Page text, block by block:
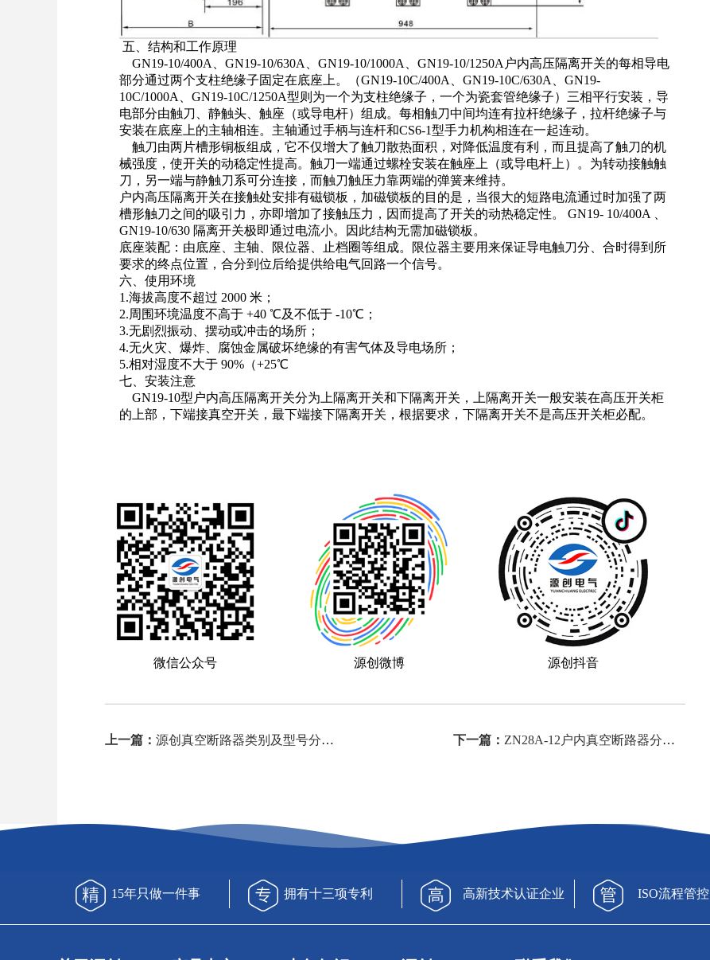
五、结构和工作原理
GN19-10/400A、GN19-10/630A、GN19-10/1000A、GN19-10/1250A户内高压隔离开关的每相导电
部分通过两个支柱绝缘子固定在底座上。（GN19-10C/400A、GN19-10C/630A、GN19-
10C/1000A、GN19-10C/1250A型则为一个为支柱绝缘子，一个为瓷套管绝缘子）三相平行安装，导
电部分由触刀、静触头、触座（或导电杆）组成。每相触刀中间均连有拉杆绝缘子，拉杆绝缘子与
安装在底座上的主轴相连。主轴通过手柄与连杆和CS6-1型手力机构相连在一起连动。
触刀由两片槽形铜板组成，它不仅增大了触刀散热面积，对降低温度有利，而且提高了触刀的机
械强度，使开关的动稳定性提高。触刀一端通过螺栓安装在触座上（或导电杆上）。为转动接触触
刀，另一端与静触刀系可分连接，而触刀触压力靠两端的弹簧来维持。
户内高压隔离开关在接触处安排有磁锁板，加磁锁板的目的是，当很大的短路电流通过时加强了两
槽形触刀之间的吸引力，亦即增加了接触压力，因而提高了开关的动热稳定性。 GN19- 10/400A 、
GN19-10/630 隔离开关极即通过电流小。因此结构无需加磁锁板。
底座装配：由底座、主轴、限位器、止档圈等组成。限位器主要用来保证导电触刀分、合时得到所
要求的终点位置，合分到位后给提供给电气回路一个信号。
六、使用环境
1.海拔高度不超过 2000 米；
2.周围环境温度不高于 +40 ℃及不低于 -10℃；
3.无剧烈振动、摆动或冲击的场所；
4.无火灾、爆炸、腐蚀金属破坏绝缘的有害气体及导电场所；
5.相对湿度不大于 90%（+25℃
七、安装注意
GN19-10型户内高压隔离开关分为上隔离开关和下隔离开关，上隔离开关一般安装在高压开关柜
的上部，下端接真空开关，最下端接下隔离开关，根据要求，下隔离开关不是高压开关柜必配。
微信公众号 源创微博 源创抖音
上一篇： 源创真空断路器类别及型号分析结果 下一篇： ZN28A-12户内真空断路器分析与介绍
15年只做一件事 拥有十三项专利 高新技术认证企业 ISO流程管控